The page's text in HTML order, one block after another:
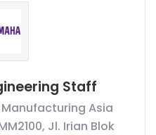
Staff
Asia
Jl. Irian Blok